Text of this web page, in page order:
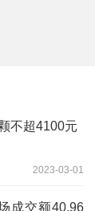
不超4100元
2023-03-01
成交额40.96